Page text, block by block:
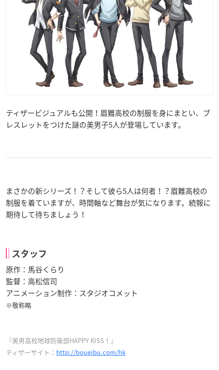
ティザービジュアルも公開！眉難高校の制服を身にまとい、ブ
レスレットをつけた謎の美男子5人が登場しています。
まさかの新シリーズ！？そして彼ら5人は何者！？眉難高校の
制服を着ていますが、時間軸など舞台が気になります。続報に
期待して待ちましょう！
スタッフ
原作：馬谷くらり
監督：高松信司
アニメーション制作：スタジオコメット
※敬称略
『美男高校地球防衛部HAPPY KISS！』
ティザーサイト： http://boueibu.com/hk